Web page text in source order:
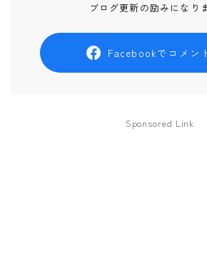
ブログ更新の励みになり
Facebookでコメン
Sponsored Link